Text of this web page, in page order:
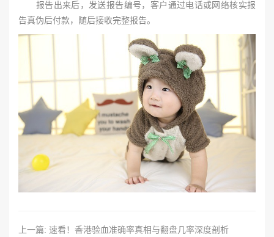
报告出来后，发送报告编号，客户通过电话或网络核实报
告真伪后付款，随后接收完整报告。
上一篇: 速看！香港验血准确率真相与翻盘几率深度剖析